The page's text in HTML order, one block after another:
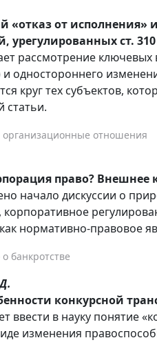
«отказ от исполнения»
урегулированных ст.
рассмотрение ключевых
и одностороннего
круг тех субъектов,
статьи.
отношения
право?
начало дискуссии о
нормативно-правовое
банкротстве
конкурсной
ввести в науку понятие
изменения